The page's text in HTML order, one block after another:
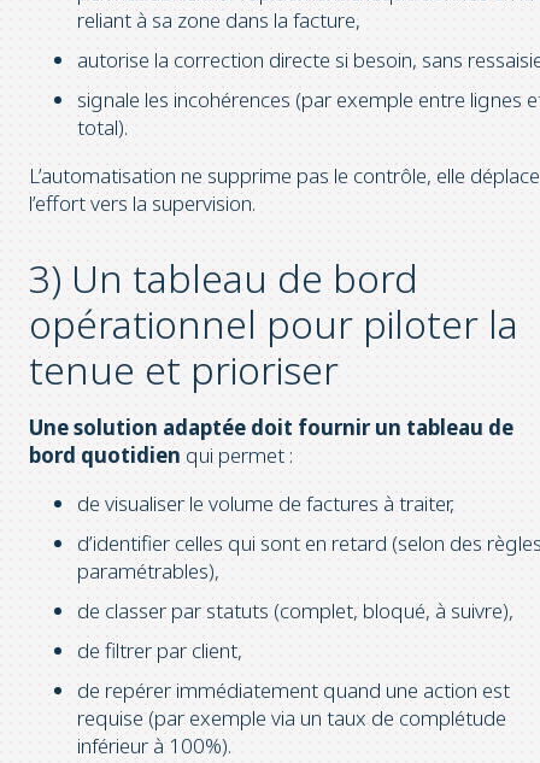
reliant à sa zone dans la facture,
autorise la correction directe si besoin, sans
signale les incohérences (par exemple entre lignes
total).
L’automatisation ne supprime pas le contrôle, elle déplace
l’effort vers la supervision.
3) Un tableau de bord
opérationnel pour piloter la
tenue et prioriser
Une solution adaptée doit fournir un tableau de
bord quotidien qui permet :
de visualiser le volume de factures à traiter,
d’identifier celles qui sont en retard (selon des
paramétrables),
de classer par statuts (complet, bloqué, à suivre),
de filtrer par client,
de repérer immédiatement quand une action est
requise (par exemple via un taux de complétude
inférieur à 100%).